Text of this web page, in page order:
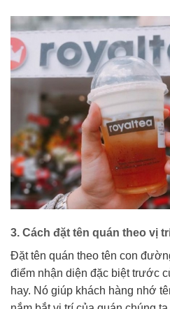
3. Cách đặt tên quán theo vị
Đặt tên quán theo tên con
điểm nhận diện đặc biệt trước
hay. Nó giúp khách hàng nhớ